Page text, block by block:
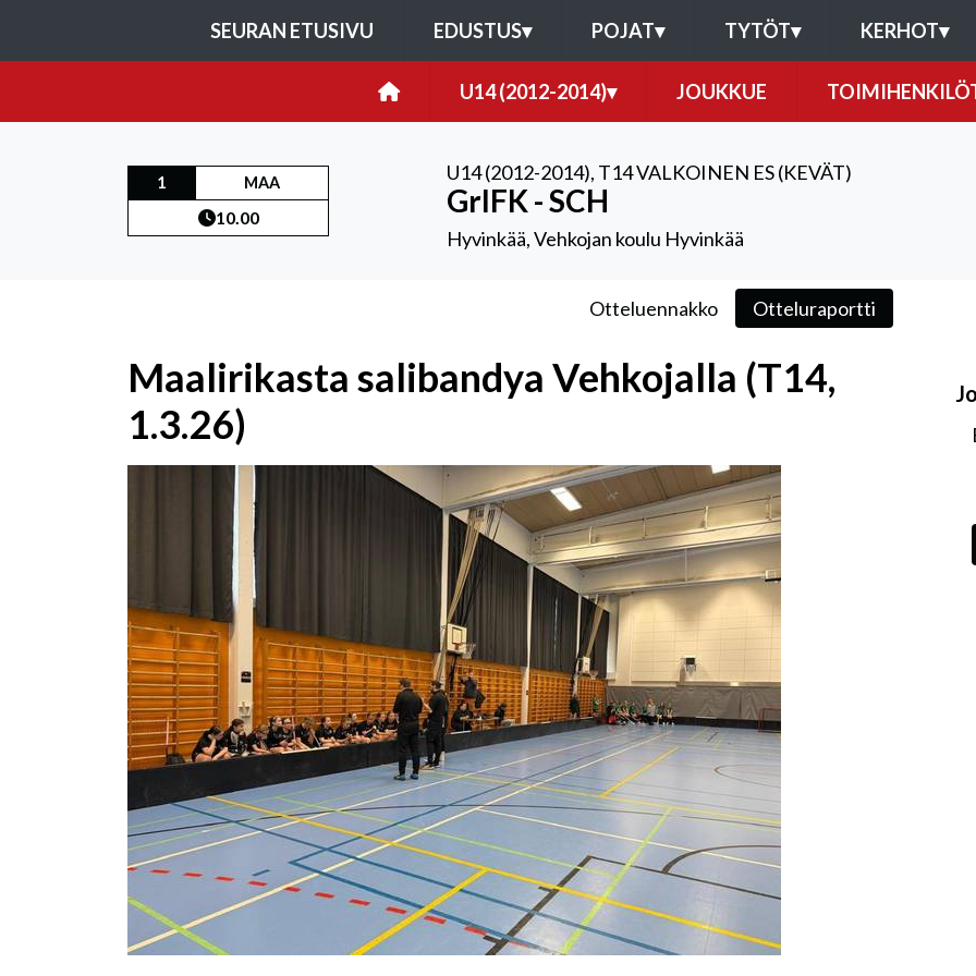
SEURAN ETUSIVU EDUSTUS▾ POJAT▾ TYTÖT▾ KERHOT▾
U14 (2012-2014)▾ JOUKKUE
1 MAA
10.00
U14 (2012-2014), T14 VALKOINEN ES (KEVÄT)
GrIFK - SCH
Hyvinkää, Vehkojan koulu Hyvinkää
Otteluennakko Otteluraportti
Maalirikasta salibandya Vehkojalla (T14,
1.3.26)